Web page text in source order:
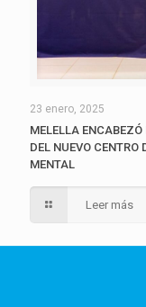
23 enero, 2025
MELELLA
DEL NUEVO CENTRO
MENTAL
Leer más